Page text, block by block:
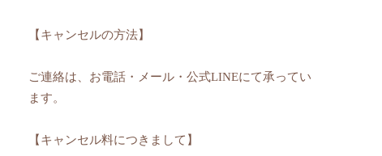
【キャンセルの方法】
ご連絡は、お電話・メール・公式LINEにて承ってい
ます。
【キャンセル料につきまして】